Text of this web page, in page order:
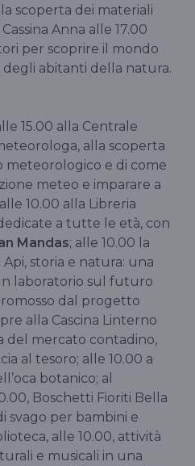
scoperta dei materiali
Anna alle 17.00
per scoprire il mondo
degli abitanti della natura.
15.00 alla Centrale
alla scoperta
e di come
meteo e imparare a
10.00 alla Libreria
a tutte le età, con
Mandas; alle 10.00 la
storia e natura: una
laboratorio sul futuro
dal progetto
alla Cascina Linterno
del mercato contadino,
al tesoro; alle 10.00 a
botanico; al
Boschetti Fioriti Bella
svago per bambini e
alle 10.00, attività
e musicali in una